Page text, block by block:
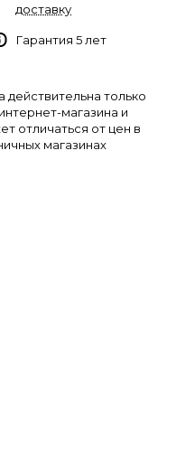
доставку
Гарантия 5 лет
действительна только
магазина и
отличаться от цен в
магазинах